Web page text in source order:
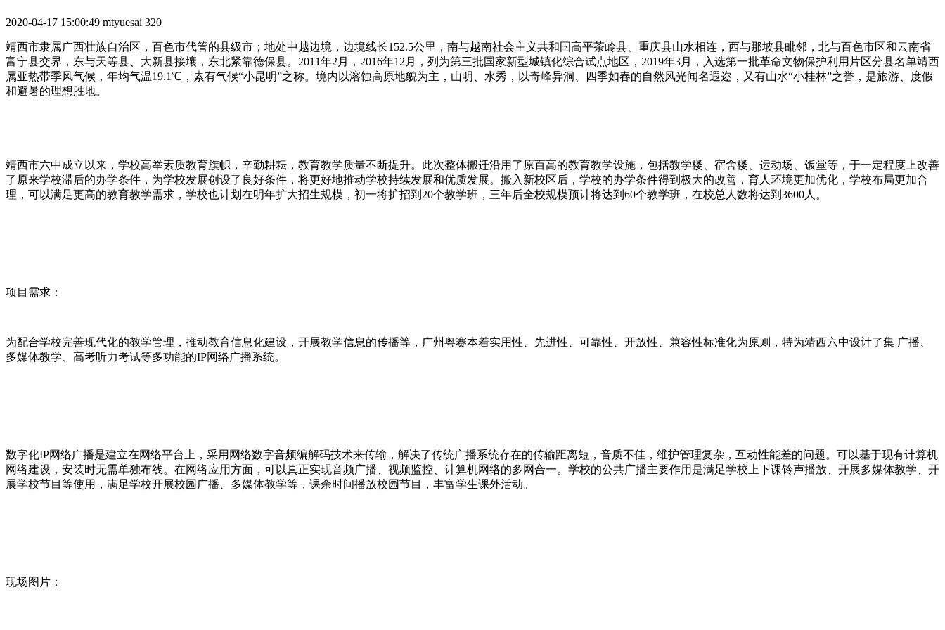
2020-04-17 15:00:49 mtyuesai 320
靖西市隶属广西壮族自治区，百色市代管的县级市；地处中越边境，边境线长152.5公里，南与越南社会主义共和国高平茶岭县、重庆县山水相连，西与那坡县毗邻，北与百色市区和云南省
富宁县交界，东与天等县、大新县接壤，东北紧靠德保县。2011年2月，2016年12月，列为第三批国家新型城镇化综合试点地区，2019年3月，入选第一批革命文物保护利用片区分县名单靖西
属亚热带季风气候，年均气温19.1℃，素有气候“小昆明”之称。境内以溶蚀高原地貌为主，山明、水秀，以奇峰异洞、四季如春的自然风光闻名遐迩，又有山水“小桂林”之誉，是旅游、度假
和避暑的理想胜地。
靖西市六中成立以来，学校高举素质教育旗帜，辛勤耕耘，教育教学质量不断提升。此次整体搬迁沿用了原百高的教育教学设施，包括教学楼、宿舍楼、运动场、饭堂等，于一定程度上改善
了原来学校滞后的办学条件，为学校发展创设了良好条件，将更好地推动学校持续发展和优质发展。搬入新校区后，学校的办学条件得到极大的改善，育人环境更加优化，学校布局更加合
理，可以满足更高的教育教学需求，学校也计划在明年扩大招生规模，初一将扩招到20个教学班，三年后全校规模预计将达到60个教学班，在校总人数将达到3600人。
项目需求：
为配合学校完善现代化的教学管理，推动教育信息化建设，开展教学信息的传播等，广州粤赛本着实用性、先进性、可靠性、开放性、兼容性标准化为原则，特为靖西六中设计了集 广播、
多媒体教学、高考听力考试等多功能的IP网络广播系统。
数字化IP网络广播是建立在网络平台上，采用网络数字音频编解码技术来传输，解决了传统广播系统存在的传输距离短，音质不佳，维护管理复杂，互动性能差的问题。可以基于现有计算机
网络建设，安装时无需单独布线。在网络应用方面，可以真正实现音频广播、视频监控、计算机网络的多网合一。学校的公共广播主要作用是满足学校上下课铃声播放、开展多媒体教学、开
展学校节目等使用，满足学校开展校园广播、多媒体教学等，课余时间播放校园节目，丰富学生课外活动。
现场图片：